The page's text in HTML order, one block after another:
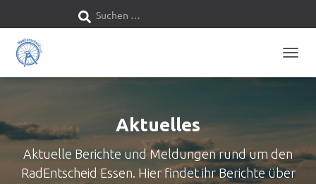
e
n
Suchen …
Aktuelles
Aktuelle Berichte und Meldungen rund um den
RadEntscheid Essen. Hier findet ihr Berichte über